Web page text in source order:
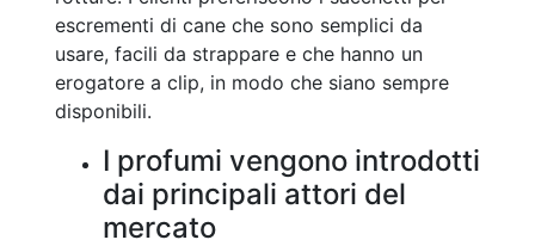
escrementi di cane che sono semplici da
usare, facili da strappare e che hanno un
erogatore a clip, in modo che siano sempre
disponibili.
I profumi vengono introdotti
dai principali attori del
mercato